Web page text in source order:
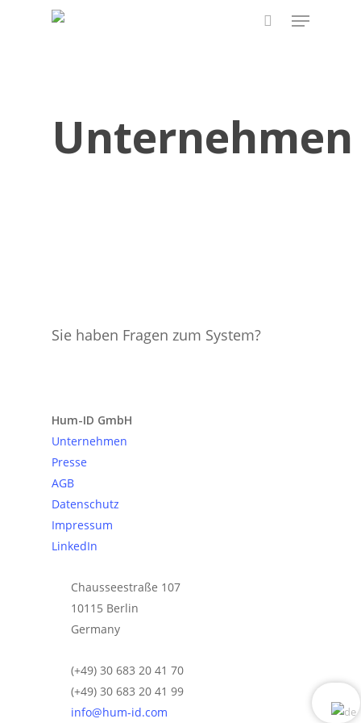
Menu
Unternehmen
Sie haben Fragen zum System?
Hum-ID GmbH
Unternehmen
Presse
AGB
Datenschutz
Impressum
LinkedIn
Chausseestraße 107
10115 Berlin
Germany
(+49) 30 683 20 41 70
(+49) 30 683 20 41 99
info@hum-id.com